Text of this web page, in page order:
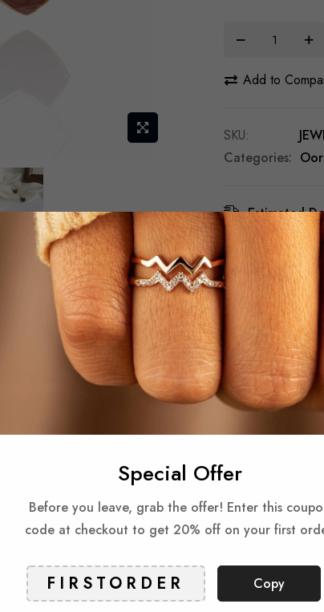
Special Offer
Before you leave, grab the offer! Enter this
code at checkout to get 20% off on your first
Copy
Add to
SKU
Categories:
Estimated
Free
Reviews
Produkty powiązane